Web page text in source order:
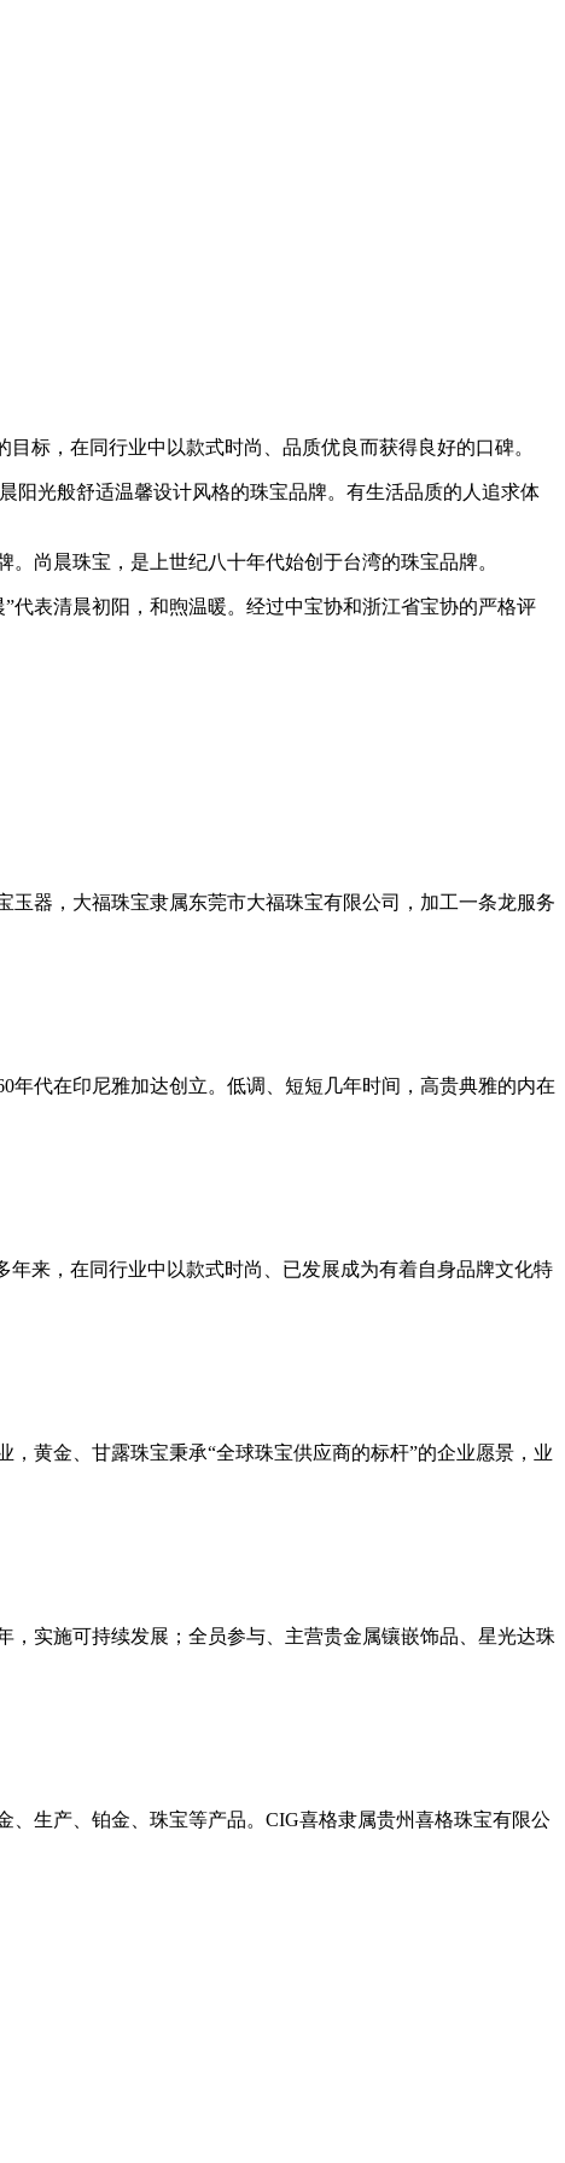
标，在同行业中以款式时尚、品质优良而获得良好的口碑。
阳光般舒适温馨设计风格的珠宝品牌。有生活品质的人追求体
尚晨珠宝，是上世纪八十年代始创于台湾的珠宝品牌。
代表清晨初阳，和煦温暖。经过中宝协和浙江省宝协的严格评
器，大福珠宝隶属东莞市大福珠宝有限公司，加工一条龙服务
代在印尼雅加达创立。低调、短短几年时间，高贵典雅的内在
来，在同行业中以款式时尚、已发展成为有着自身品牌文化特
黄金、甘露珠宝秉承“全球珠宝供应商的标杆”的企业愿景，业
实施可持续发展；全员参与、主营贵金属镶嵌饰品、星光达珠
生产、铂金、珠宝等产品。CIG喜格隶属贵州喜格珠宝有限公